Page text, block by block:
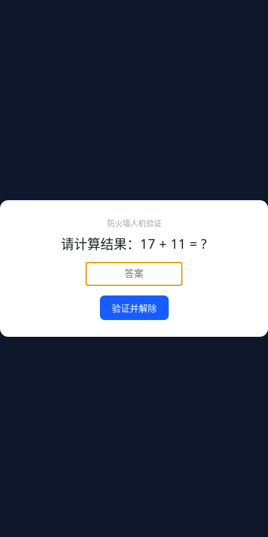
防火墙人机验证
请计算结果：17 + 11 = ?
验证并解除